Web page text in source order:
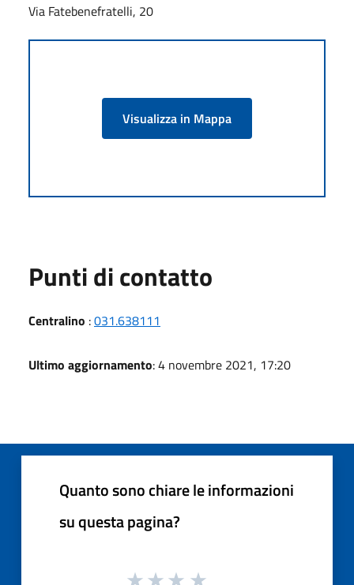
Via Fatebenefratelli, 20
Visualizza in Mappa
Punti di contatto
Centralino :031.638111
Ultimo aggiornamento: 4 novembre 2021, 17:20
Quanto sono chiare le informazioni
su questa pagina?